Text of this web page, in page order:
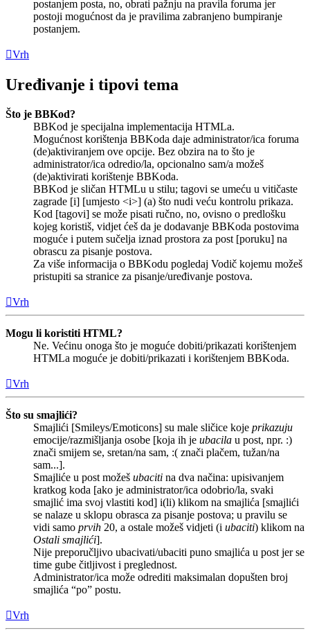
postanjem posta, no, obrati pažnju na pravila foruma jer
postoji mogućnost da je pravilima zabranjeno bumpiranje
postanjem.
Vrh
Uređivanje i tipovi tema
Što je BBKod?
BBKod je specijalna implementacija HTMLa.
Mogućnost korištenja BBKoda daje administrator/ica foruma
(de)aktiviranjem ove opcije. Bez obzira na to što je
administrator/ica odredio/la, opcionalno sam/a možeš
(de)aktivirati korištenje BBKoda.
BBKod je sličan HTMLu u stilu; tagovi se umeću u vitičaste
zagrade [i] [umjesto <i>] (a) što nudi veću kontrolu prikaza.
Kod [tagovi] se može pisati ručno, no, ovisno o predlošku
kojeg koristiš, vidjet ćeš da je dodavanje BBKoda postovima
moguće i putem sučelja iznad prostora za post [poruku] na
obrascu za pisanje postova.
Za više informacija o BBKodu pogledaj Vodič kojemu možeš
pristupiti sa stranice za pisanje/uređivanje postova.
Vrh
Mogu li koristiti HTML?
Ne. Većinu onoga što je moguće dobiti/prikazati korištenjem
HTMLa moguće je dobiti/prikazati i korištenjem BBKoda.
Vrh
Što su smajlići?
Smajlići [Smileys/Emoticons] su male sličice koje prikazuju
emocije/razmišljanja osobe [koja ih je ubacila u post, npr. :)
znači smijem se, sretan/na sam, :( znači plačem, tužan/na
sam...].
Smajliće u post možeš ubaciti na dva načina: upisivanjem
kratkog koda [ako je administrator/ica odobrio/la, svaki
smajlić ima svoj vlastiti kod] i(li) klikom na smajlića [smajlići
se nalaze u sklopu obrasca za pisanje postova; u pravilu se
vidi samo prvih 20, a ostale možeš vidjeti (i ubaciti) klikom na
Ostali smajlići].
Nije preporučljivo ubacivati/ubaciti puno smajlića u post jer se
time gube čitljivost i preglednost.
Administrator/ica može odrediti maksimalan dopušten broj
smajlića “po” postu.
Vrh